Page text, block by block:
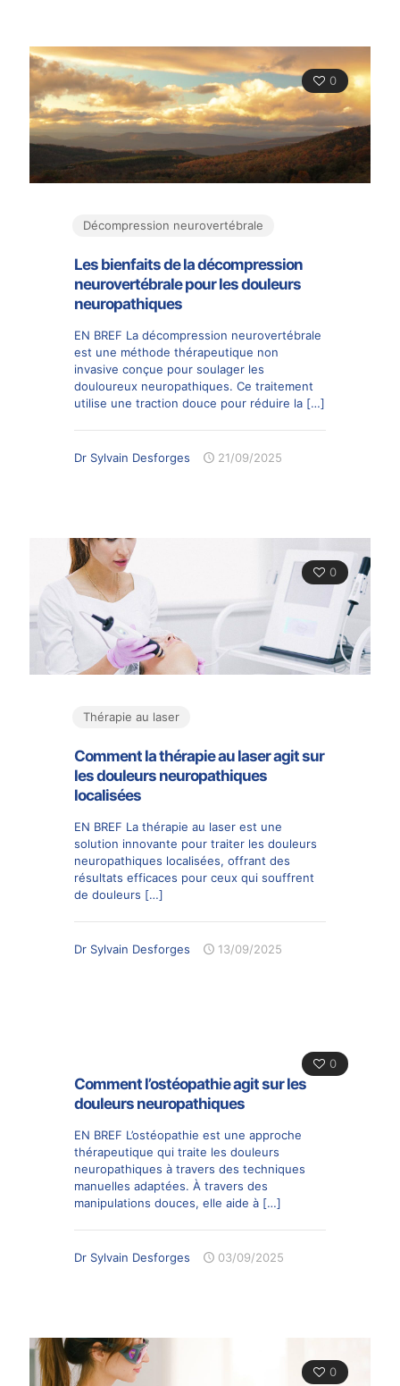
0
Décompression neurovertébrale
Les bienfaits de la décompression
neurovertébrale pour les douleurs
neuropathiques
EN BREF La décompression neurovertébrale
est une méthode thérapeutique non
invasive conçue pour soulager les
douloureux neuropathiques. Ce traitement
utilise une traction douce pour réduire la […]
Dr Sylvain Desforges 21/09/2025
0
Thérapie au laser
Comment la thérapie au laser agit sur
les douleurs neuropathiques
localisées
EN BREF La thérapie au laser est une
solution innovante pour traiter les douleurs
neuropathiques localisées, offrant des
résultats efficaces pour ceux qui souffrent
de douleurs […]
Dr Sylvain Desforges 13/09/2025
0
Comment l’ostéopathie agit sur les
douleurs neuropathiques
EN BREF L’ostéopathie est une approche
thérapeutique qui traite les douleurs
neuropathiques à travers des techniques
manuelles adaptées. À travers des
manipulations douces, elle aide à […]
Dr Sylvain Desforges 03/09/2025
0